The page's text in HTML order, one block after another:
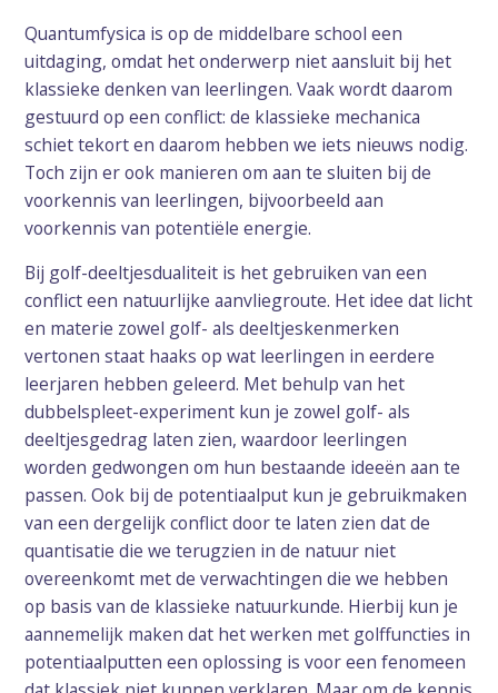
Quantumfysica is op de middelbare school een
uitdaging, omdat het onderwerp niet aansluit bij het
klassieke denken van leerlingen. Vaak wordt daarom
gestuurd op een conflict: de klassieke mechanica
schiet tekort en daarom hebben we iets nieuws nodig.
Toch zijn er ook manieren om aan te sluiten bij de
voorkennis van leerlingen, bijvoorbeeld aan
voorkennis van potentiële energie.
Bij golf-deeltjesdualiteit is het gebruiken van een
conflict een natuurlijke aanvliegroute. Het idee dat licht
en materie zowel golf- als deeltjeskenmerken
vertonen staat haaks op wat leerlingen in eerdere
leerjaren hebben geleerd. Met behulp van het
dubbelspleet-experiment kun je zowel golf- als
deeltjesgedrag laten zien, waardoor leerlingen
worden gedwongen om hun bestaande ideeën aan te
passen. Ook bij de potentiaalput kun je gebruikmaken
van een dergelijk conflict door te laten zien dat de
quantisatie die we terugzien in de natuur niet
overeenkomt met de verwachtingen die we hebben
op basis van de klassieke natuurkunde. Hierbij kun je
aannemelijk maken dat het werken met golffuncties in
potentiaalputten een oplossing is voor een fenomeen